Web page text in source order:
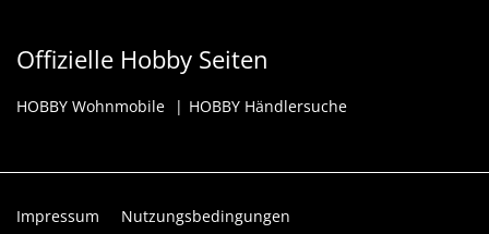
Offizielle Hobby Seiten
HOBBY Wohnmobile HOBBY Händlersuche
Impressum Nutzungsbedingungen